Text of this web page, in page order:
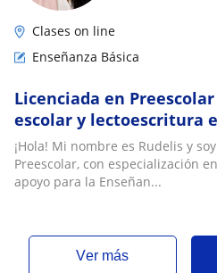
Clases on line
Enseñanza Básica
Licenciada en
escolar y lectoescritura
🍎✏️
¡Hola! Mi nombre es Rudelis y
Preescolar, con especialización
apoyo para la Enseñan...
ver más